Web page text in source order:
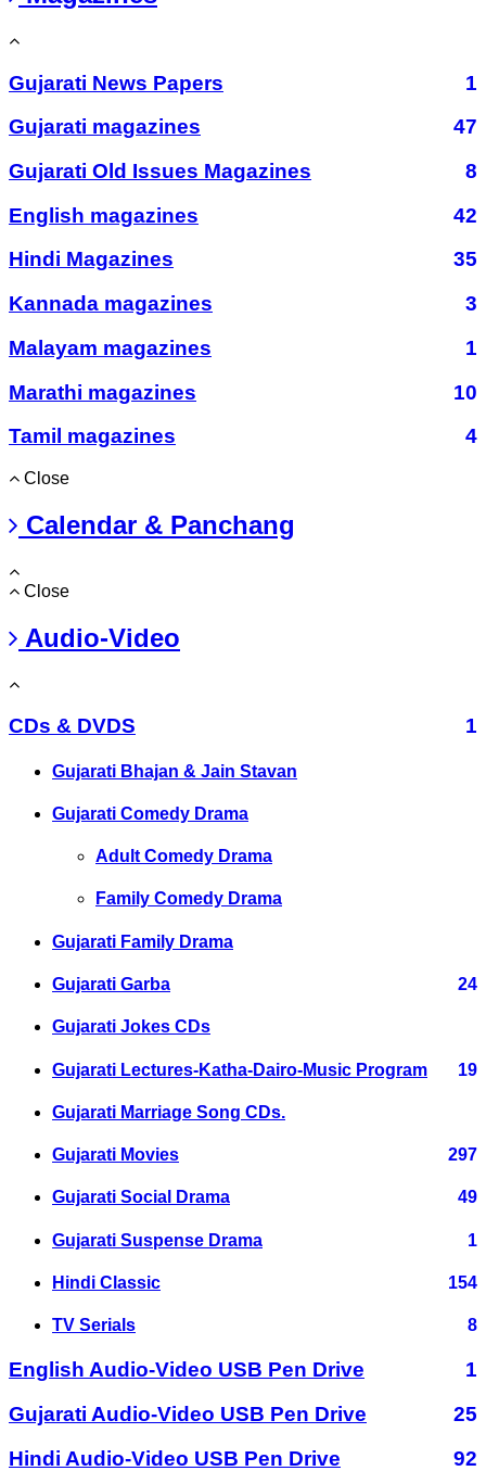
Gujarati News Papers
1
Gujarati magazines
47
Gujarati Old Issues Magazines
8
English magazines
42
Hindi Magazines
35
Kannada magazines
3
Malayam magazines
1
Marathi magazines
10
Tamil magazines
4
Close
Calendar & Panchang
Close
Audio-Video
CDs & DVDS 1
Gujarati Bhajan & Jain Stavan
Gujarati Comedy Drama
Adult Comedy Drama
Family Comedy Drama
Gujarati Family Drama
Gujarati Garba 24
Gujarati Jokes CDs
Gujarati Lectures-Katha-Dairo-Music Program 19
Gujarati Marriage Song CDs.
Gujarati Movies 297
Gujarati Social Drama 49
Gujarati Suspense Drama 1
Hindi Classic 154
TV Serials 8
English Audio-Video USB Pen Drive
1
Gujarati Audio-Video USB Pen Drive
25
Hindi Audio-Video USB Pen Drive
92